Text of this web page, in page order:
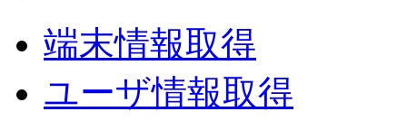
端末情報取得
ユーザ情報取得